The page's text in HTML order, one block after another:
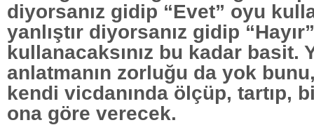
diyorsanız gidip “Evet” oyu
yanlıştır diyorsanız gidip
kullanacaksınız bu kadar basit.
anlatmanın zorluğu da yok
kendi vicdanında ölçüp, tartıp,
ona göre verecek.